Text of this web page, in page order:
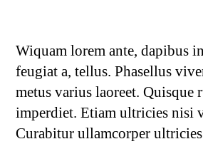
Wiquam lorem ante, dapibus
feugiat a, tellus. Phasellus
metus varius laoreet. Quisque
imperdiet. Etiam ultricies nisi
Curabitur ullamcorper